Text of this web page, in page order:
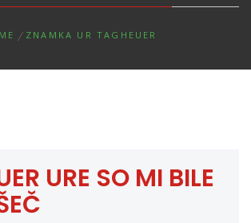
ZNAMKA UR TAGHEUER
URE SO MI BILE